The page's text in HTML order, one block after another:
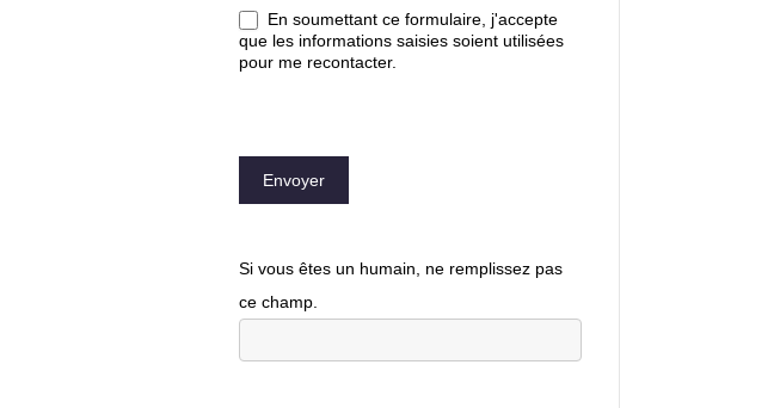
En soumettant ce formulaire, j'accepte
que les informations saisies soient utilisées
pour me recontacter.
Envoyer
Si vous êtes un humain, ne remplissez pas
ce champ.